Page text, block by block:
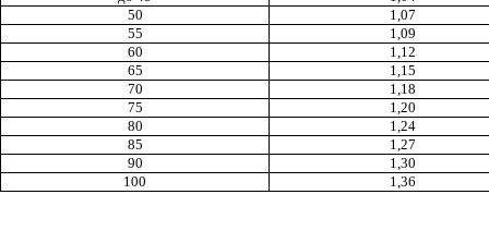
50
1,07
55
1,09
60
1,12
65
1,15
70
1,18
75
1,20
80
1,24
85
1,27
90
1,30
100
1,36